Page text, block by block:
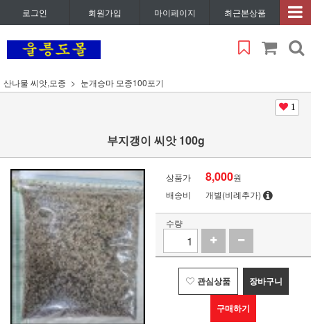
로그인 회원가입 마이페이지 최근본상품
산나물 씨앗,모종 눈개승마 모종100포기
1
부지갱이 씨앗 100g
상품가 8,000원
배송비
개별(비례추가)
수량
관심상품 장바구니
구매하기